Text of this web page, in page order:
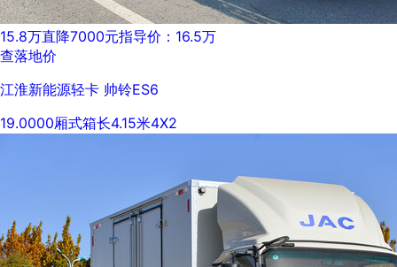
15.8万直降7000元指导价：16.5万
查落地价
江淮新能源轻卡 帅铃ES6
19.0000厢式箱长4.15米4X2